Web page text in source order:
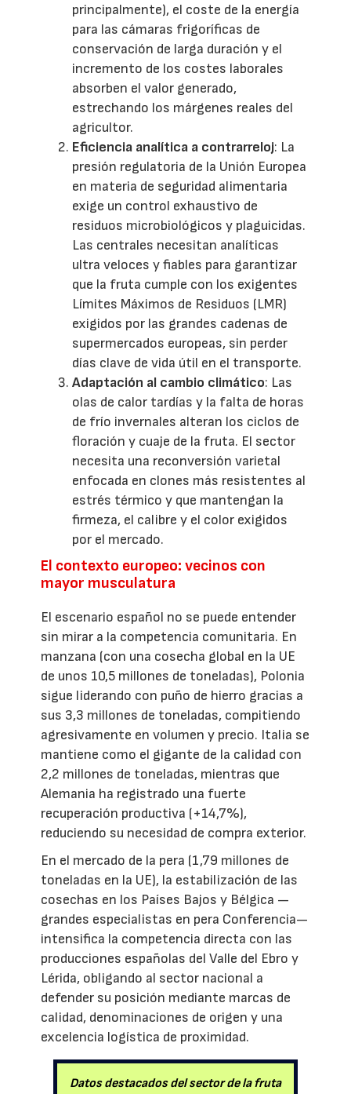
principalmente), el coste de la energía
para las cámaras frigoríficas de
conservación de larga duración y el
incremento de los costes laborales
absorben el valor generado,
estrechando los márgenes reales del
agricultor.
Eficiencia analítica a contrarreloj: La
presión regulatoria de la Unión Europea
en materia de seguridad alimentaria
exige un control exhaustivo de
residuos microbiológicos y plaguicidas.
Las centrales necesitan analíticas
ultra veloces y fiables para garantizar
que la fruta cumple con los exigentes
Límites Máximos de Residuos (LMR)
exigidos por las grandes cadenas de
supermercados europeas, sin perder
días clave de vida útil en el transporte.
Adaptación al cambio climático: Las
olas de calor tardías y la falta de horas
de frío invernales alteran los ciclos de
floración y cuaje de la fruta. El sector
necesita una reconversión varietal
enfocada en clones más resistentes al
estrés térmico y que mantengan la
firmeza, el calibre y el color exigidos
por el mercado.
El contexto europeo: vecinos con
mayor musculatura
El escenario español no se puede entender
sin mirar a la competencia comunitaria. En
manzana (con una cosecha global en la UE
de unos 10,5 millones de toneladas), Polonia
sigue liderando con puño de hierro gracias a
sus 3,3 millones de toneladas, compitiendo
agresivamente en volumen y precio. Italia se
mantiene como el gigante de la calidad con
2,2 millones de toneladas, mientras que
Alemania ha registrado una fuerte
recuperación productiva (+14,7%),
reduciendo su necesidad de compra exterior.
En el mercado de la pera (1,79 millones de
toneladas en la UE), la estabilización de las
cosechas en los Países Bajos y Bélgica —
grandes especialistas en pera Conferencia—
intensifica la competencia directa con las
producciones españolas del Valle del Ebro y
Lérida, obligando al sector nacional a
defender su posición mediante marcas de
calidad, denominaciones de origen y una
excelencia logística de proximidad.
Datos destacados del sector de la fruta